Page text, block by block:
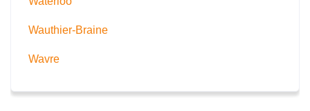
Wauthier-Braine
Wavre